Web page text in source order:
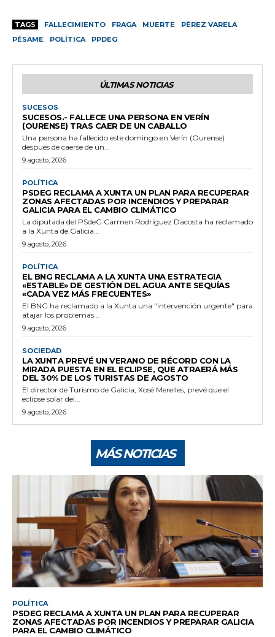
TAGS FALLECIMIENTO FRAGA MUERTE
PÉREZ VARELA
PÉSAME
POLÍTICA PPDEG
ÚLTIMAS NOTICIAS
SUCESOS
SUCESOS.- FALLECE UNA PERSONA EN VERÍN
(OURENSE) TRAS CAER DE UN CABALLO
Una persona ha fallecido este domingo en Verín (Ourense)
después de caerse de un...
9 agosto, 2026
POLÍTICA
PSDEG RECLAMA A XUNTA UN PLAN PARA RECUPERAR
ZONAS AFECTADAS POR INCENDIOS Y PREPARAR
GALICIA PARA EL CAMBIO CLIMÁTICO
La diputada del PSdeG Carmen Rodríguez Dacosta ha reclamado
a la Xunta de Galicia...
9 agosto, 2026
POLÍTICA
EL BNG RECLAMA A LA XUNTA UNA ESTRATEGIA
«ESTABLE» DE GESTIÓN DEL AGUA ANTE SEQUÍAS
«CADA VEZ MÁS FRECUENTES»
El BNG ha reclamado a la Xunta una "intervención urgente" para
atajar los problemas...
9 agosto, 2026
SOCIEDAD
LA XUNTA PREVÉ UN VERANO DE RÉCORD CON LA
MIRADA PUESTA EN EL ECLIPSE, QUE ATRAERÁ MÁS
DEL 30% DE LOS TURISTAS DE AGOSTO
El director de Turismo de Galicia, Xosé Merelles, prevé que el
eclipse solar del...
9 agosto, 2026
MÁS NOTICIAS
POLÍTICA
PSDEG RECLAMA A XUNTA UN PLAN PARA RECUPERAR
ZONAS AFECTADAS POR INCENDIOS Y PREPARAR GALICIA
PARA EL CAMBIO CLIMÁTICO